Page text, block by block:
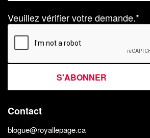
Veuillez vérifier votre demande.*
S'ABONNER
Contact
blogue@royallepage.ca